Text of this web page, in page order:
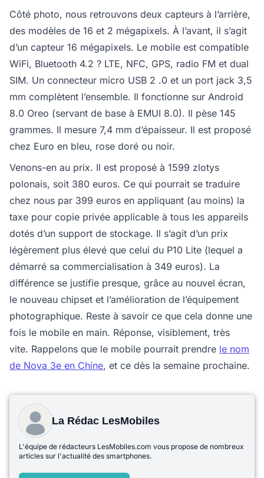
Côté photo, nous retrouvons deux capteurs à l’arrière,
des modèles de 16 et 2 mégapixels. À l’avant, il s’agit
d’un capteur 16 mégapixels. Le mobile est compatible
WiFi, Bluetooth 4.2 ? LTE, NFC, GPS, radio FM et dual
SIM. Un connecteur micro USB 2 .0 et un port jack 3,5
mm complètent l’ensemble. Il fonctionne sur Android
8.0 Oreo (servant de base à EMUI 8.0). Il pèse 145
grammes. Il mesure 7,4 mm d’épaisseur. Il est proposé
chez Euro en bleu, rose doré ou noir.
Venons-en au prix. Il est proposé à 1599 zlotys
polonais, soit 380 euros. Ce qui pourrait se traduire
chez nous par 399 euros en appliquant (au moins) la
taxe pour copie privée applicable à tous les appareils
dotés d’un support de stockage. Il s’agit d’un prix
légèrement plus élevé que celui du P10 Lite (lequel a
démarré sa commercialisation à 349 euros). La
différence se justifie presque, grâce au nouvel écran,
le nouveau chipset et l’amélioration de l’équipement
photographique. Reste à savoir ce que cela donne une
fois le mobile en main. Réponse, visiblement, très
vite. Rappelons que le mobile pourrait prendre le nom
de Nova 3e en Chine, et ce dès la semaine prochaine.
La Rédac LesMobiles
L'équipe de rédacteurs LesMobiles.com vous propose de nombreux
articles sur l'actualité des smartphones.